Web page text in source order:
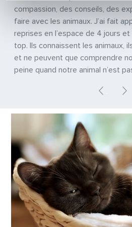
compassion, des conseils, des
faire avec les animaux. J’ai fait
reprises en l’espace de 4 jours
top. Ils connaissent les animaux,
et ne peuvent que comprendre
peine quand notre animal n’est
Previous